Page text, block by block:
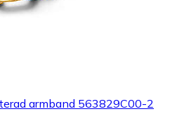
armband 563829C00-2